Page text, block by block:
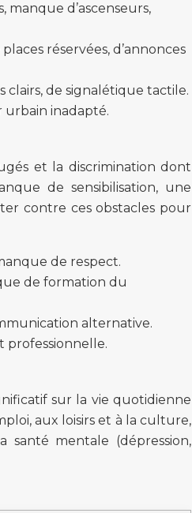
manque d’ascenseurs,
réservées, d’annonces
clairs, de signalétique tactile.
urbain inadapté.
et la discrimination dont
de sensibilisation, une
contre ces obstacles pour
de respect.
de formation du
alternative.
professionnelle.
sur la vie quotidienne
aux loisirs et à la culture,
santé mentale (dépression,